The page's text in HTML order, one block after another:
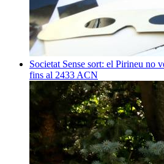
Societat Sense sort: el Pirineu no
fins al 2433 ACN